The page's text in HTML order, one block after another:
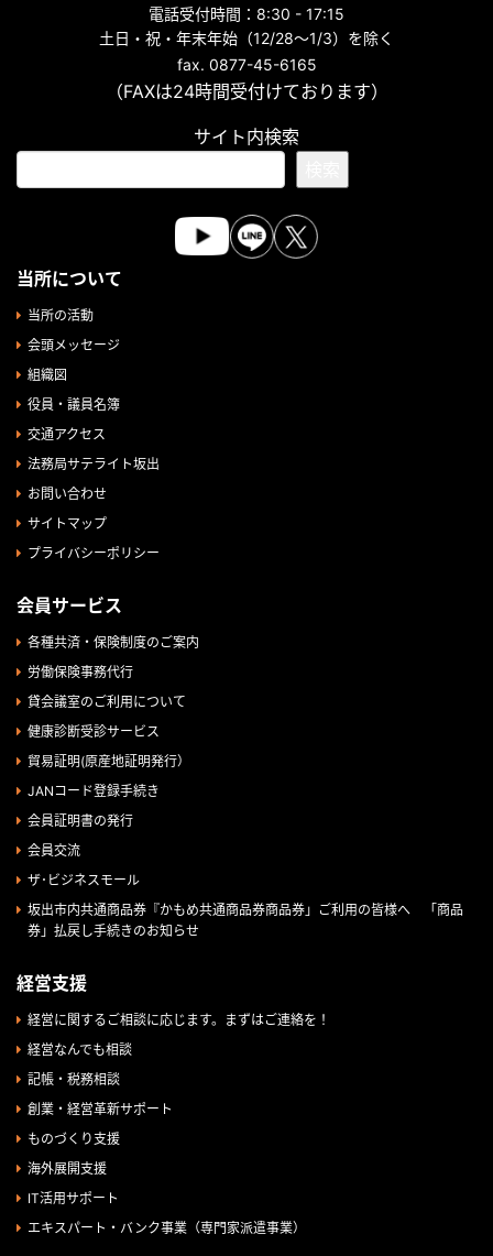
電話受付時間：8:30 - 17:15
土日・祝・年末年始（12/28～1/3）を除く
fax. 0877-45-6165
（FAXは24時間受付けております）
サイト内検索
当所について
当所の活動
会頭メッセージ
組織図
役員・議員名簿
交通アクセス
法務局サテライト坂出
お問い合わせ
サイトマップ
プライバシーポリシー
会員サービス
各種共済・保険制度のご案内
労働保険事務代行
貸会議室のご利用について
健康診断受診サービス
貿易証明(原産地証明発行）
JANコード登録手続き
会員証明書の発行
会員交流
ザ･ビジネスモール
坂出市内共通商品券『かもめ共通商品券商品券」ご利用の皆様へ 「商品
券」払戻し手続きのお知らせ
経営支援
経営に関するご相談に応じます。まずはご連絡を！
経営なんでも相談
記帳・税務相談
創業・経営革新サポート
ものづくり支援
海外展開支援
IT活用サポート
エキスパート・バンク事業（専門家派遣事業）